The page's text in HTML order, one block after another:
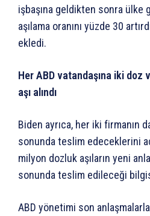
işbaşına geldikten sonra ülke
aşılama oranını yüzde 30
ekledi.
Her ABD vatandaşına iki
aşı alındı
Biden ayrıca, her iki firmanın
sonunda teslim edeceklerini
milyon dozluk aşıların yeni
sonunda teslim edileceği
ABD yönetimi son